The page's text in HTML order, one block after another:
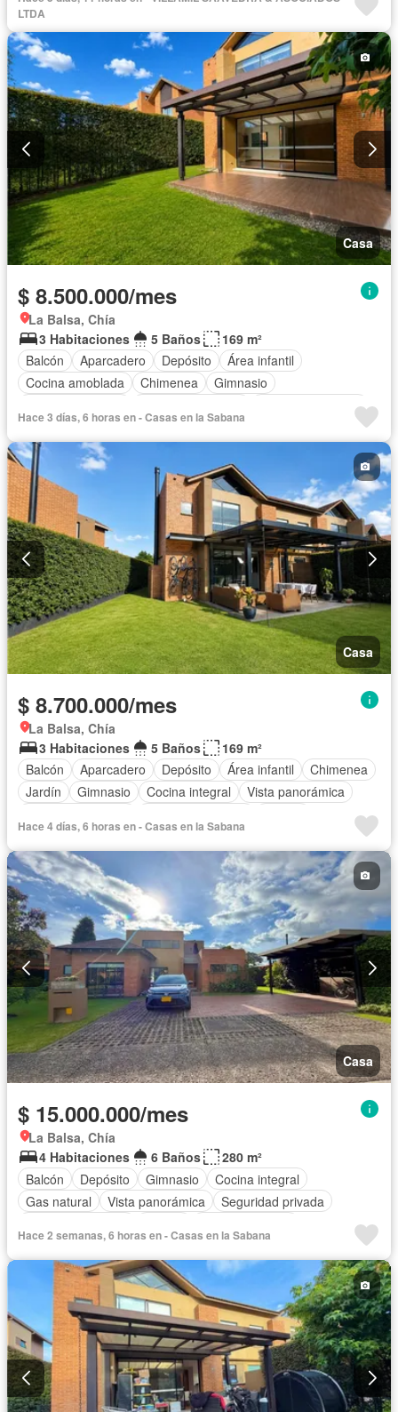
Vista panorámica
Tanque de agua
Patio Área infantil Vigilante
Jardín
Barbecue
Caseta de vigilancia Gimnasio
Estudio
Sauna
Seguridad privada Piscina
Cancha de tenis
Permite mascotas
Permite niños
LTDA
Casa
$ 8.500.000/mes
La Balsa, Chía
3 Habitaciones
5 Baños
169 m²
Balcón
Aparcadero Depósito
Área infantil
Cocina amoblada
Chimenea
Gimnasio
Cuarto de servicio
Piscina
Cancha de tenis
Hace 3 días, 6 horas en - Casas en la Sabana
Casa
$ 8.700.000/mes
La Balsa, Chía
3 Habitaciones
5 Baños
169 m²
Balcón
Aparcadero Depósito Área infantil
Chimenea
Jardín
Gimnasio Cocina integral
Vista panorámica
Cancha de tenis
Hace 4 días, 6 horas en - Casas en la Sabana
Casa
$ 15.000.000/mes
La Balsa, Chía
4 Habitaciones
6 Baños
280 m²
Balcón
Depósito Gimnasio
Cocina integral
Gas natural
Vista panorámica
Seguridad privada
Hace 2 semanas, 6 horas en - Casas en la Sabana